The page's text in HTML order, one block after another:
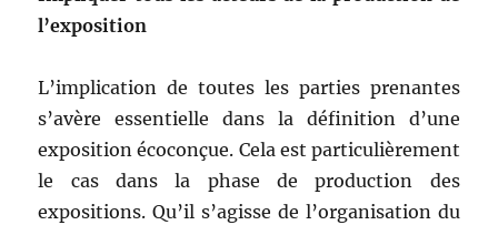
l’exposition
L’implication de toutes les parties prenantes
s’avère essentielle dans la définition d’une
exposition écoconçue. Cela est particulièrement
le cas dans la phase de production des
expositions. Qu’il s’agisse de l’organisation du